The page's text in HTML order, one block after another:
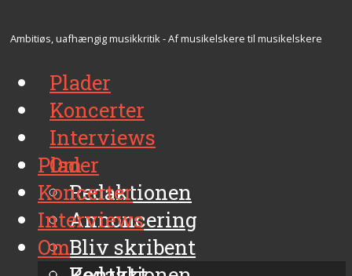
Ambitiøs, uafhængig musikkritik - Af musikelskere til musikelskere
Plader
Koncerter
Interviews
Om
Redaktionen
Annoncering
Bliv skribent
Plader
Koncerter
Interviews
Om